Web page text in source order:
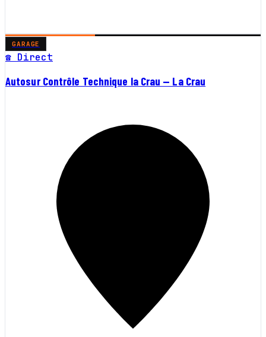
GARAGE
☎ Direct
Autosur Contrôle Technique la Crau — La Crau